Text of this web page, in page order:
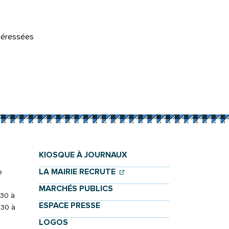
à
à
KIOSQUE À JOURNAUX
LA MAIRIE RECRUTE (OUVERTURE DANS UN
(OUVERTURE DANS UN
MARCHÉS PUBLICS
ESPACE PRESSE
LOGOS